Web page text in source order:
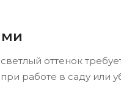
оттенок
работе в саду или